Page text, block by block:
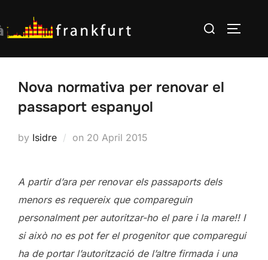
to
content
Search
Nova normativa per renovar el
passaport espanyol
by Isidre on Posted
20 April 2015
A partir d’ara per renovar els passaports dels
menors es requereix que compareguin
personalment per autoritzar-ho el pare i la mare!! I
si això no es pot fer el progenitor que comparegui
ha de portar l’autorització de l’altre firmada i una